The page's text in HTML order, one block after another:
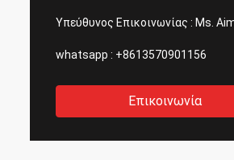
Υπεύθυνος Επικοινωνίας : Ms.
whatsapp : +8613570901156
Επικοινωνία